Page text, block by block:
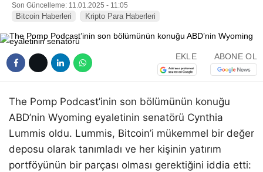
Son Güncelleme: 11.01.2025 - 11:05
Bitcoin Haberleri Kripto Para Haberleri
EKLE ABONE OL
The Pomp Podcast’inin son bölümünün konuğu
ABD’nin Wyoming eyaletinin senatörü Cynthia
Lummis oldu. Lummis, Bitcoin’i mükemmel bir değer
deposu olarak tanımladı ve her kişinin yatırım
portföyünün bir parçası olması gerektiğini iddia etti: